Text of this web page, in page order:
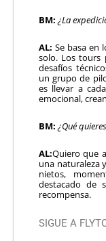
BM: ¿La
AL: Se basa en
solo. Los tours
desafíos
un grupo de
es llevar a
emocional,
BM: ¿Qué
AL:Quiero que
una naturaleza
nietos,
destacado de
recompensa.
SIGUE A